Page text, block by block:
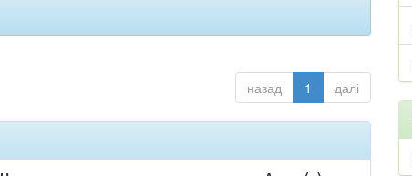
назад 1 далі